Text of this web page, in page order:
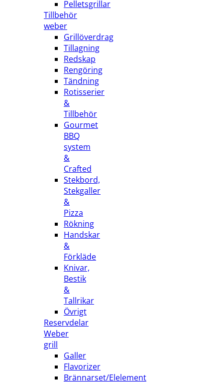
Pelletsgrillar
Tillbehör
weber
Grillöverdrag
Tillagning
Redskap
Rengöring
Tändning
Rotisserier
&
Tillbehör
Gourmet
BBQ
system
&
Crafted
Stekbord,
Stekgaller
&
Pizza
Rökning
Handskar
&
Förkläde
Knivar,
Bestik
&
Tallrikar
Övrigt
Reservdelar
Weber
grill
Galler
Flavorizer
Brännarset/Elelement